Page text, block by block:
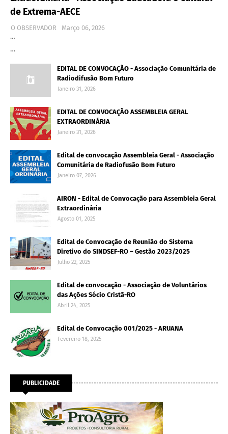
de Extrema-AECE
O OBSERVADOR
Março 06, 2026
…
…
EDITAL DE CONVOCAÇÃO - Associação Comunitária de
Radiodifusão Bom Futuro
Janeiro 31, 2026
EDITAL DE CONVOCAÇÃO ASSEMBLEIA GERAL
EXTRAORDINÁRIA
Janeiro 31, 2026
Edital de convocação Assembleia Geral - Associação
Comunitária de Radiofusão Bom Futuro
Janeiro 07, 2026
AIRON - Edital de Convocação para Assembleia Geral
Extraordinária
Agosto 01, 2025
Edital de Convocação de Reunião do Sistema
Diretivo do SINDSEF-RO – Gestão 2023/2025
Julho 22, 2025
Edital de convocação - Associação de Voluntários
das Ações Sócio Cristã-RO
Abril 24, 2025
Edital de Convocação 001/2025 - ARUANA
Fevereiro 18, 2025
PUBLICIDADE